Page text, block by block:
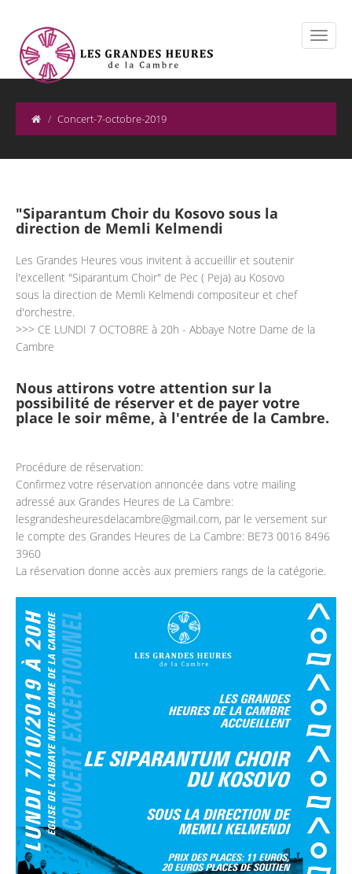
Concert-7-octobre-2019
"Siparantum Choir du Kosovo sous la
direction de Memli Kelmendi
Les Grandes Heures vous invitent à accueillir et soutenir
l'excellent "Siparantum Choir" de Pec ( Peja) au Kosovo
sous la direction de Memli Kelmendi compositeur et chef
d'orchestre.
>>> CE LUNDI 7 OCTOBRE à 20h - Abbaye Notre Dame de la
Cambre
Nous attirons votre attention sur la
possibilité de réserver et de payer votre
place le soir même, à l'entrée de la Cambre.
Procédure de réservation:
Confirmez votre réservation annoncée dans votre mailing
adressé aux Grandes Heures de La Cambre:
lesgrandesheuresdelacambre@gmail.com, par le versement sur
le compte des Grandes Heures de La Cambre: BE73 0016 8496
3960
La réservation donne accès aux premiers rangs de la catégorie.